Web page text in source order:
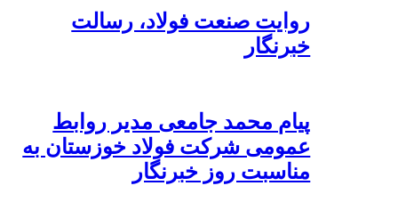
روایت صنعت فولاد،‌ رسالت
خبرنگار
پیام محمد جامعی مدیر روابط
عمومی شرکت فولاد خوزستان به
مناسبت روز خبرنگار